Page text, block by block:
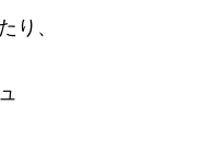
り、